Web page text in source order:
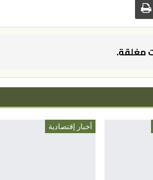
مغلقة.
أخبار إقتصادية